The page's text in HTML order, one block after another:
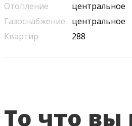
Отопление
центральное
Газоснабжение
центральное
Квартир
288
То что